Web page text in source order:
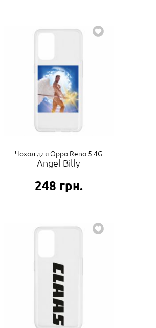
Чохол для Oppo Reno 5 4G
Angel Billy
248 грн.